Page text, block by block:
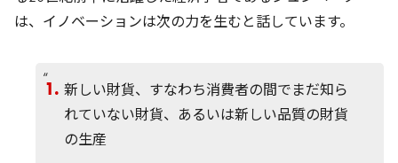
は、イノベーションは次の力を生むと話しています。
新しい財貨、すなわち消費者の間でまだ知ら
れていない財貨、あるいは新しい品質の財貨
の生産